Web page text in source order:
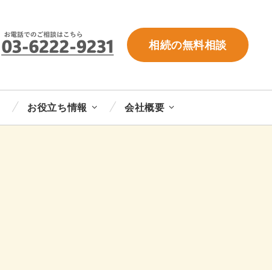
相続の無料相談
お役立ち情報 会社概要